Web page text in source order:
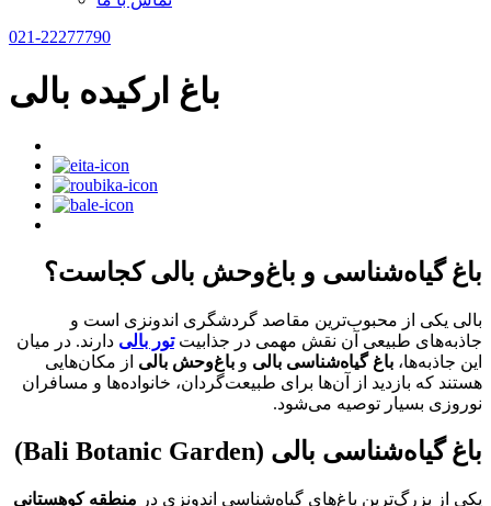
021-22277790
باغ ارکیده بالی
باغ گیاه‌شناسی و باغ‌وحش بالی کجاست؟
بالی یکی از محبوب‌ترین مقاصد گردشگری اندونزی است و
جاذبه‌های طبیعی آن نقش مهمی در جذابیتتور بالی دارند. در میان
این جاذبه‌ها، باغ گیاه‌شناسی بالی و باغ‌وحش بالی از مکان‌هایی
هستند که بازدید از آن‌ها برای طبیعت‌گردان، خانواده‌ها و مسافران
نوروزی بسیار توصیه می‌شود.
باغ گیاه‌شناسی بالی (Bali Botanic Garden)
یکی از بزرگ‌ترین باغ‌های گیاه‌شناسی اندونزی در منطقه کوهستانی